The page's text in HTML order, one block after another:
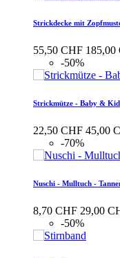
Strickdecke mit
55,50 CHF 185,00
-50%
Strickmütze - Baby &
22,50 CHF 45,00
-70%
Nuschi - Mulltuch -
8,70 CHF 29,00
-50%